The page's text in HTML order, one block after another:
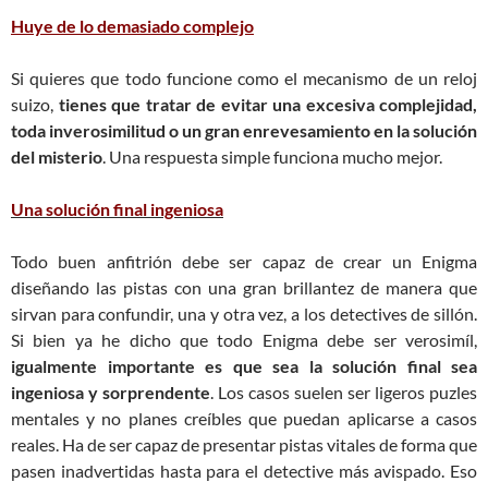
Huye de lo demasiado complejo
Si quieres que todo funcione como el mecanismo de un reloj
suizo, tienes que tratar de evitar una excesiva complejidad,
toda inverosimilitud o un gran enrevesamiento en la solución
del misterio. Una respuesta simple funciona mucho mejor.
Una solución final ingeniosa
Todo buen anfitrión debe ser capaz de crear un Enigma
diseñando las pistas con una gran brillantez de manera que
sirvan para confundir, una y otra vez, a los detectives de sillón.
Si bien ya he dicho que todo Enigma debe ser verosimíl,
igualmente importante es que sea la solución final sea
ingeniosa y sorprendente. Los casos suelen ser ligeros puzles
mentales y no planes creíbles que puedan aplicarse a casos
reales. Ha de ser capaz de presentar pistas vitales de forma que
pasen inadvertidas hasta para el detective más avispado. Eso